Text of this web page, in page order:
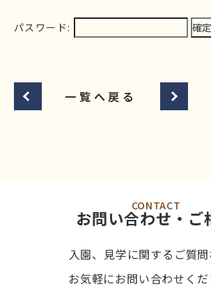
パスワード:
一覧へ戻る
CONTACT
お問い合わせ・ご
入園、見学に関するご質問
お気軽にお問い合わせくだ